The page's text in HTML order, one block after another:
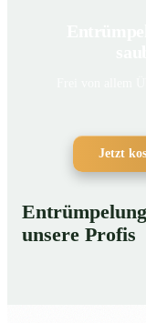
Jetzt
unsere Profis